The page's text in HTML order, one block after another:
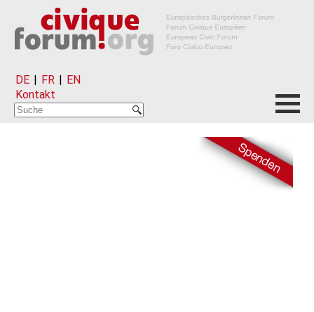
DE | FR | EN
Kontakt